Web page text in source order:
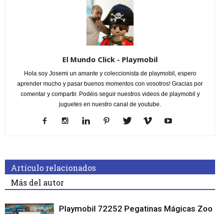
El Mundo Click - Playmobil
Hola soy Josemi un amante y coleccionista de playmobil, espero
aprender mucho y pasar buenos momentos con vosotros! Gracias por
comentar y compartir. Podéis seguir nuestros videos de playmobil y
juguetes en nuestro canal de youtube.
Artículo relacionados
Más del autor
Playmobil 72252 Pegatinas Mágicas Zoo